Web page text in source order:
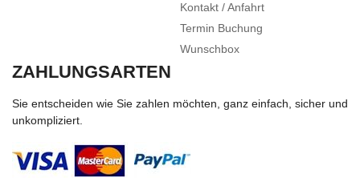
Kontakt / Anfahrt
Termin Buchung
Wunschbox
ZAHLUNGSARTEN
Sie entscheiden wie Sie zahlen möchten, ganz einfach, sicher und
unkompliziert.